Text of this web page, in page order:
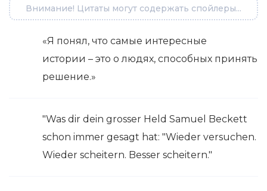
Внимание! Цитаты могут содержать спойлеры...
«Я понял, что самые интересные
истории – это о людях, способных принять
решение.»
"Was dir dein grosser Held Samuel Beckett
schon immer gesagt hat: "Wieder versuchen.
Wieder scheitern. Besser scheitern."